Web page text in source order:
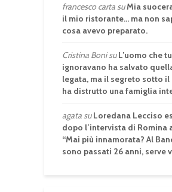
francesco carta suMia
il mio ristorante… ma non
cosa avevo preparato.
Cristina BonisuL’uomo che
ignoravano ha salvato
legata, ma il segreto sotto
ha distrutto una famiglia
agata suLoredana Lecciso
dopo l’intervista di Romina
“Mai più innamorata? Al
sono passati 26 anni, serve